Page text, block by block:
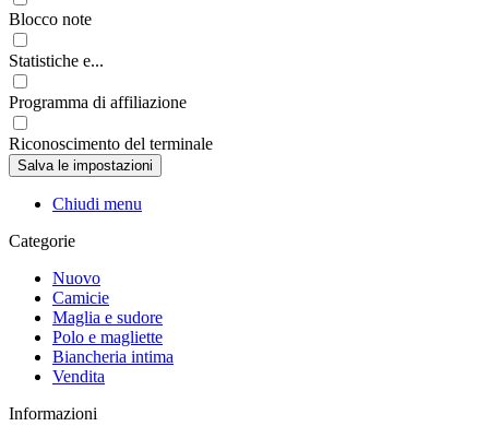
Blocco note
Statistiche e...
Programma di affiliazione
Riconoscimento del terminale
Chiudi menu
Categorie
Nuovo
Camicie
Maglia e sudore
Polo e magliette
Biancheria intima
Vendita
Informazioni